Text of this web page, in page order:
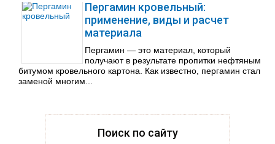
Пергамин кровельный:
применение, виды и расчет
материала
Пергамин — это материал, который
получают в результате пропитки нефтяным
битумом кровельного картона. Как известно, пергамин стал
заменой многим...
Поиск по сайту